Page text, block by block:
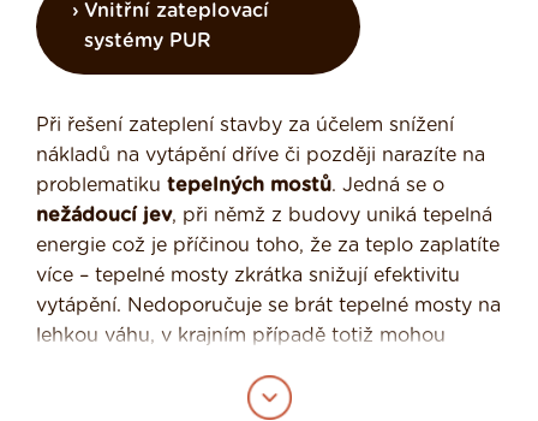
Vnitřní zateplovací
systémy PUR
Při řešení zateplení stavby za účelem snížení
nákladů na vytápění dříve či později narazíte na
problematiku tepelných mostů. Jedná se o
nežádoucí jev, při němž z budovy uniká tepelná
energie což je příčinou toho, že za teplo zaplatíte
více – tepelné mosty zkrátka snižují efektivitu
vytápění. Nedoporučuje se brát tepelné mosty na
lehkou váhu, v krajním případě totiž mohou